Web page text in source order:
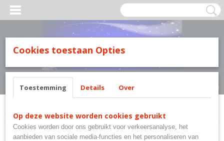
Inloggen Registreren
(0)
Home >K-Pop Demon Hunters>K-Pop Demon Hunters T-shirt
Cookies toestaan Opties
Toestemming Details Over
Op deze website worden cookies gebruikt
Cookies worden door ons gebruikt voor verkeersanalyse, het
aanbieden van sociale media-functies en het personaliseren van